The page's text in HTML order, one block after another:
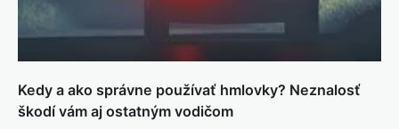
Kedy a ako správne používať hmlovky? Neznalosť
škodí vám aj ostatným vodičom